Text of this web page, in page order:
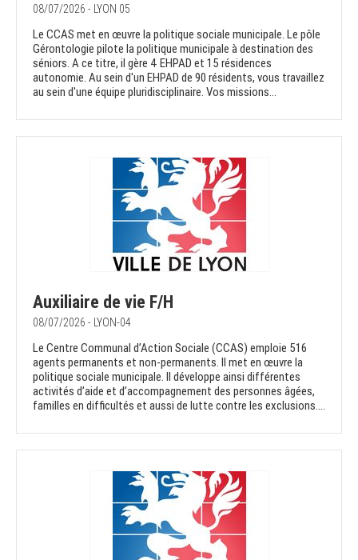
08/07/2026 - LYON 05
Le CCAS met en œuvre la politique sociale municipale. Le pôle
Gérontologie pilote la politique municipale à destination des
séniors. A ce titre, il gère 4 EHPAD et 15 résidences
autonomie. Au sein d'un EHPAD de 90 résidents, vous travaillez
au sein d'une équipe pluridisciplinaire. Vos missions...
Auxiliaire de vie F/H
08/07/2026 - LYON-04
Le Centre Communal d’Action Sociale (CCAS) emploie 516
agents permanents et non-permanents. Il met en œuvre la
politique sociale municipale. Il développe ainsi différentes
activités d’aide et d’accompagnement des personnes âgées,
familles en difficultés et aussi de lutte contre les exclusions....